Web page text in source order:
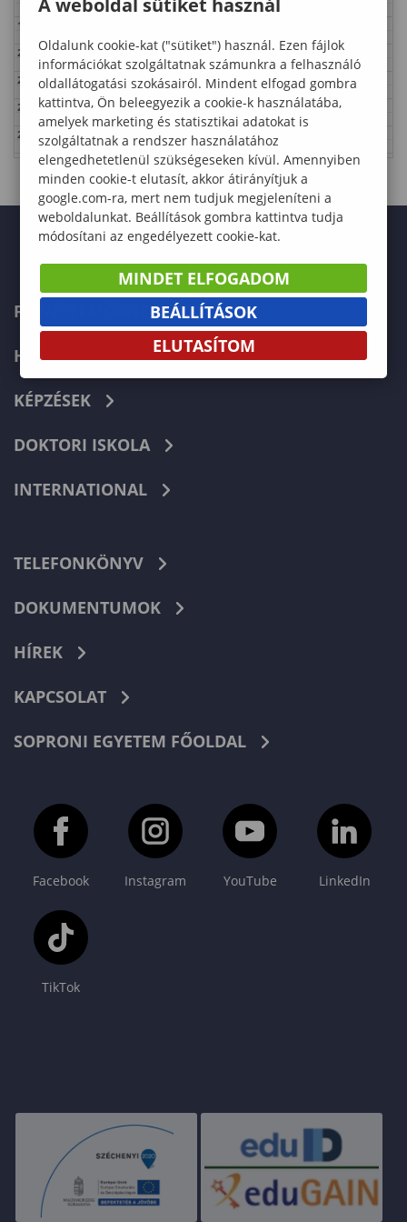
19:00
20:00
21:00
22:00
23:00
FELVÉTELIZŐKNEK
HALLGATÓKNAK
KÉPZÉSEK
DOKTORI ISKOLA
INTERNATIONAL
TELEFONKÖNYV
DOKUMENTUMOK
HÍREK
KAPCSOLAT
SOPRONI EGYETEM FŐOLDAL
Facebook Instagram YouTube LinkedIn
TikTok
Oldalunk cookie-kat ("sütiket") használ. Ezen fájlok
információkat szolgáltatnak számunkra a felhasználó
oldallátogatási szokásairól. Mindent elfogad gombra
kattintva, Ön beleegyezik a cookie-k használatába,
amelyek marketing és statisztikai adatokat is
szolgáltatnak a rendszer használatához
elengedhetetlenül szükségeseken kívül. Amennyiben
minden cookie-t elutasít, akkor átirányítjuk a
google.com-ra, mert nem tudjuk megjeleníteni a
weboldalunkat. Beállítások gombra kattintva tudja
módosítani az engedélyezett cookie-kat.
MINDET ELFOGADOM
BEÁLLÍTÁSOK
ELUTASÍTOM